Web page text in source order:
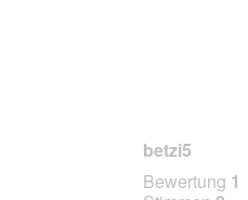
betzi5
Bewertung 1